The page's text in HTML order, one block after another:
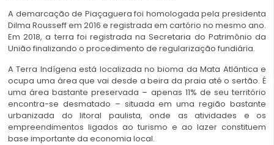
A demarcação de Piaçaguera foi homologada pela presidenta
Dilma Rousseff em 2016 e registrada em cartório no mesmo ano.
Em 2018, a terra foi registrada na Secretaria do Patrimônio da
União finalizando o procedimento de regularização fundiária.
A Terra Indígena está localizada no bioma da Mata Atlântica e
ocupa uma área que vai desde a beira da praia até o sertão. É
uma área bastante preservada – apenas 11% de seu território
encontra-se desmatado – situada em uma região bastante
urbanizada do litoral paulista, onde as atividades e os
empreendimentos ligados ao turismo e ao lazer constituem
base importante da economia local.